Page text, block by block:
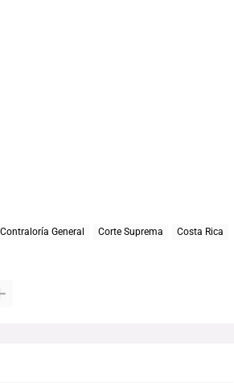
Contraloría General Corte Suprema
Costa Rica